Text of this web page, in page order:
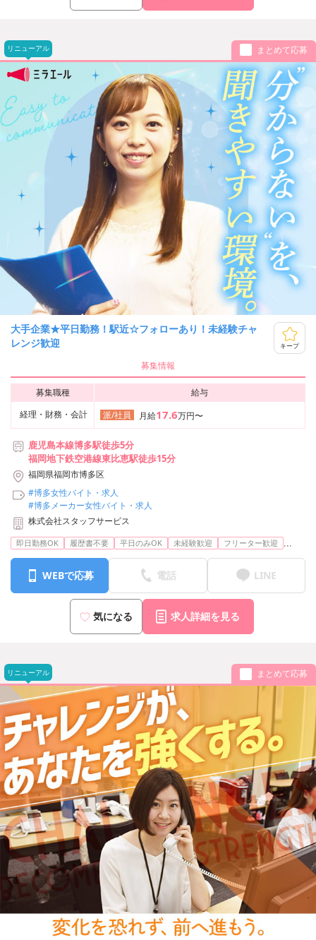
リニューアル まとめて応募
大手企業★平日勤務！駅近☆フォローあり！未経験チャ
レンジ歓迎
キープ
募集情報
募集職種
給与
経理・財務・会計
派/社員 月給17.6万円〜
鹿児島本線博多駅徒歩5分
福岡地下鉄空港線東比恵駅徒歩15分
福岡県福岡市博多区
#博多女性バイト・求人
#博多メーカー女性バイト・求人
株式会社スタッフサービス
即日勤務OK 履歴書不要 平日のみOK 未経験歓迎 フリーター歓迎 ...
WEBで応募 電話 LINE
気になる 求人詳細を見る
リニューアル まとめて応募